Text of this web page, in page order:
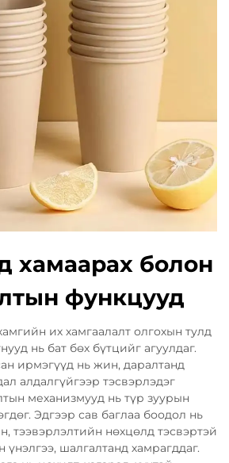
хамаарах болон
функцууд
их хамгаалалт олгохын тулд
нь бат бөх бүтцийг агуулдаг.
ирмэгүүд нь жин, даралтанд
алдалгүйгээр тэсвэрлэдэг
механизмууд нь түр зуурын
Эдгээр сав баглаа боодол нь
тээвэрлэлтийн нөхцөлд тэсвэртэй
шалгалтанд хамрагддаг.